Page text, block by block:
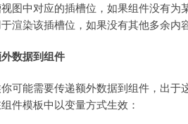
图中对应的插槽位，如果组件没有
渲染该插槽位，如果没有其他多余内
数据到组件
可能需要传递额外数据到组件，出
件模板中以变量方式生效：